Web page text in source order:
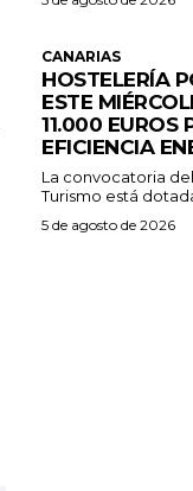
CANARIAS
HOSTELERÍA
ESTE
11.000 EUROS
EFICIENCIA
La convocatoria
Turismo está
5 de agosto de 2026